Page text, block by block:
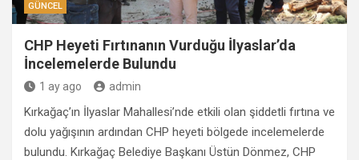
GÜNCEL
CHP Heyeti Fırtınanın Vurduğu İlyaslar’da
İncelemelerde Bulundu
1 ay ago admin
Kırkağaç’ın İlyaslar Mahallesi’nde etkili olan şiddetli fırtına ve
dolu yağışının ardından CHP heyeti bölgede incelemelerde
bulundu. Kırkağaç Belediye Başkanı Üstün Dönmez, CHP